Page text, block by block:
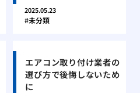
2025.05.23
未分類
エアコン取り付け業者の
選び方で後悔しないため
に